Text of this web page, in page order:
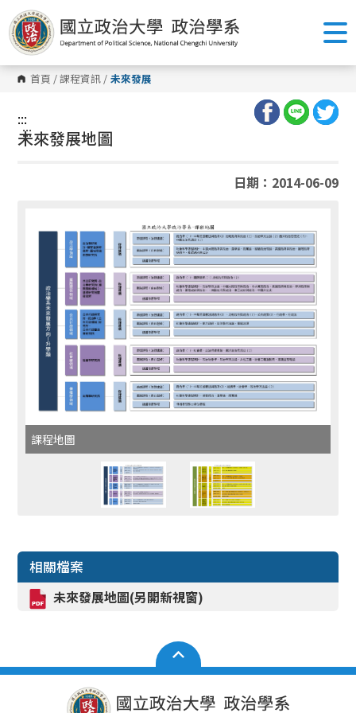
跳
到
主
要
內
容
區 首頁 /課程資訊 / 未來發展
:::
:::
未來發展地圖
日期：2014-06-09
課程地圖
相關檔案
未來發展地圖(另開新視窗)